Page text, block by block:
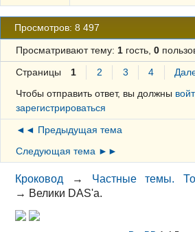
Просмотров: 8 497
Просматривают тему: 1гость, 0
Страницы 1 2 3 4
Чтобы отправить ответ, вы должны
зарегистрироваться
◄◄ Предыдущая тема
Следующая тема ►►
Кроковод → Частные темы.
→ Велики DAS'а.